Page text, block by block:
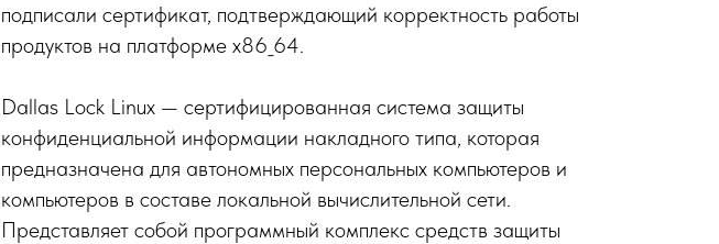
подписали сертификат, подтверждающий корректность работы
продуктов на платформе х86_64.
Dallas Lock Linux — сертифицированная система защиты
конфиденциальной информации накладного типа, которая
предназначена для автономных персональных компьютеров и
компьютеров в составе локальной вычислительной сети.
Представляет собой программный комплекс средств защиты